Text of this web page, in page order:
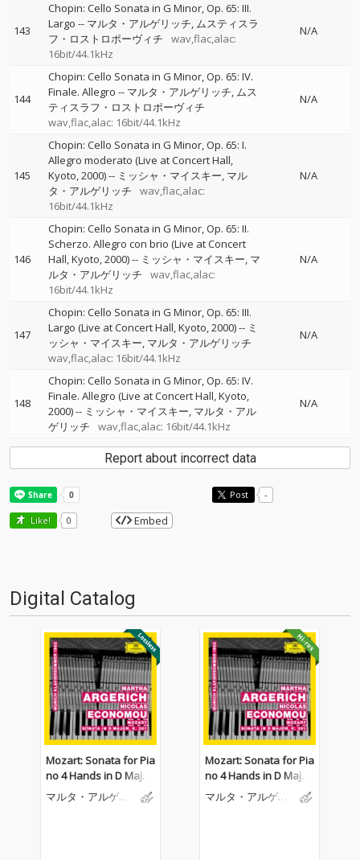
143
Chopin: Cello Sonata in G Minor, Op. 65: III.
Largo -- マルタ・アルゲリッチ ムスティスラ
フ・ロストロポーヴィチ
wav,flac,alac:
16bit/44.1kHz
N/A
144
Chopin: Cello Sonata in G Minor, Op. 65: IV.
Finale. Allegro -- マルタ・アルゲリッチ ムス
ティスラフ・ロストロポーヴィチ
wav,flac,alac: 16bit/44.1kHz
N/A
145
Chopin: Cello Sonata in G Minor, Op. 65: I.
Allegro moderato (Live at Concert Hall,
Kyoto, 2000)-- ミッシャ・マイスキー マル
タ・アルゲリッチ
wav,flac,alac:
16bit/44.1kHz
N/A
146
Chopin: Cello Sonata in G Minor, Op. 65: II.
Scherzo. Allegro con brio (Live at Concert
Hall, Kyoto, 2000)-- ミッシャ・マイスキー マ
ルタ・アルゲリッチ
wav,flac,alac:
16bit/44.1kHz
N/A
147
Chopin: Cello Sonata in G Minor, Op. 65: III.
Largo (Live at Concert Hall, Kyoto, 2000)-- ミ
ッシャ・マイスキー マルタ・アルゲリッチ
wav,flac,alac: 16bit/44.1kHz
N/A
148
Chopin: Cello Sonata in G Minor, Op. 65: IV.
Finale. Allegro (Live at Concert Hall, Kyoto,
2000)-- ミッシャ・マイスキー マルタ・アル
ゲリッチ
wav,flac,alac: 16bit/44.1kHz
N/A
Report about incorrect data
Post -
Like! 0 Embed
Digital Catalog
Mozart: Sonata for Pia
no 4 Hands in D Major,
K. 381 (Live)
マルタ・アルゲリ
Mozart: Sonata for Pia
no 4 Hands in D Major,
K. 381 (Live)
マルタ・アルゲリ